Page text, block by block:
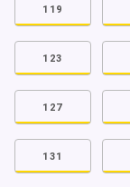
119
123
127
131